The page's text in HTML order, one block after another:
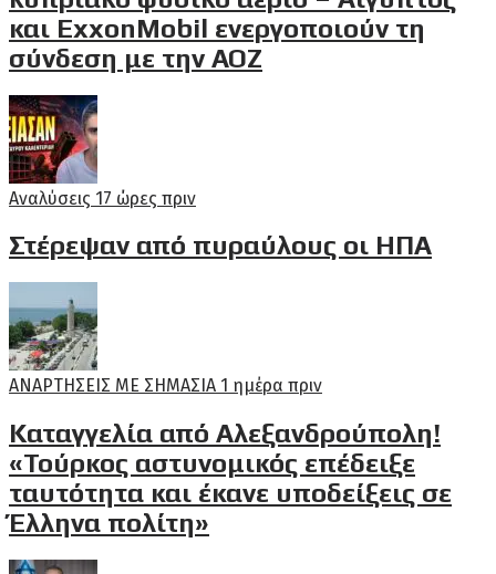
και ExxonMobil ενεργοποιούν τη
σύνδεση με την ΑΟΖ
Αναλύσεις 17 ώρες πριν
Στέρεψαν από πυραύλους οι ΗΠΑ
ΑΝΑΡΤΗΣΕΙΣ ΜΕ ΣΗΜΑΣΙΑ 1 ημέρα πριν
Καταγγελία από Αλεξανδρούπολη!
«Τούρκος αστυνομικός επέδειξε
ταυτότητα και έκανε υποδείξεις σε
Έλληνα πολίτη»